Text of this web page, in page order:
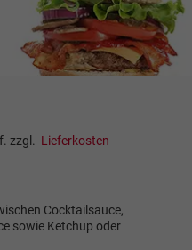
zzgl. Lieferkosten
Cocktailsauce,
sowie Ketchup oder